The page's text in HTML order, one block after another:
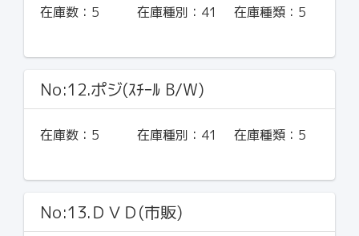
在庫数： 5 在庫種別： 41 在庫種類： 5
No:12.ポジ(ｽﾁｰﾙ B/W)
在庫数： 5 在庫種別： 41 在庫種類： 5
No:13.ＤＶＤ(市販)